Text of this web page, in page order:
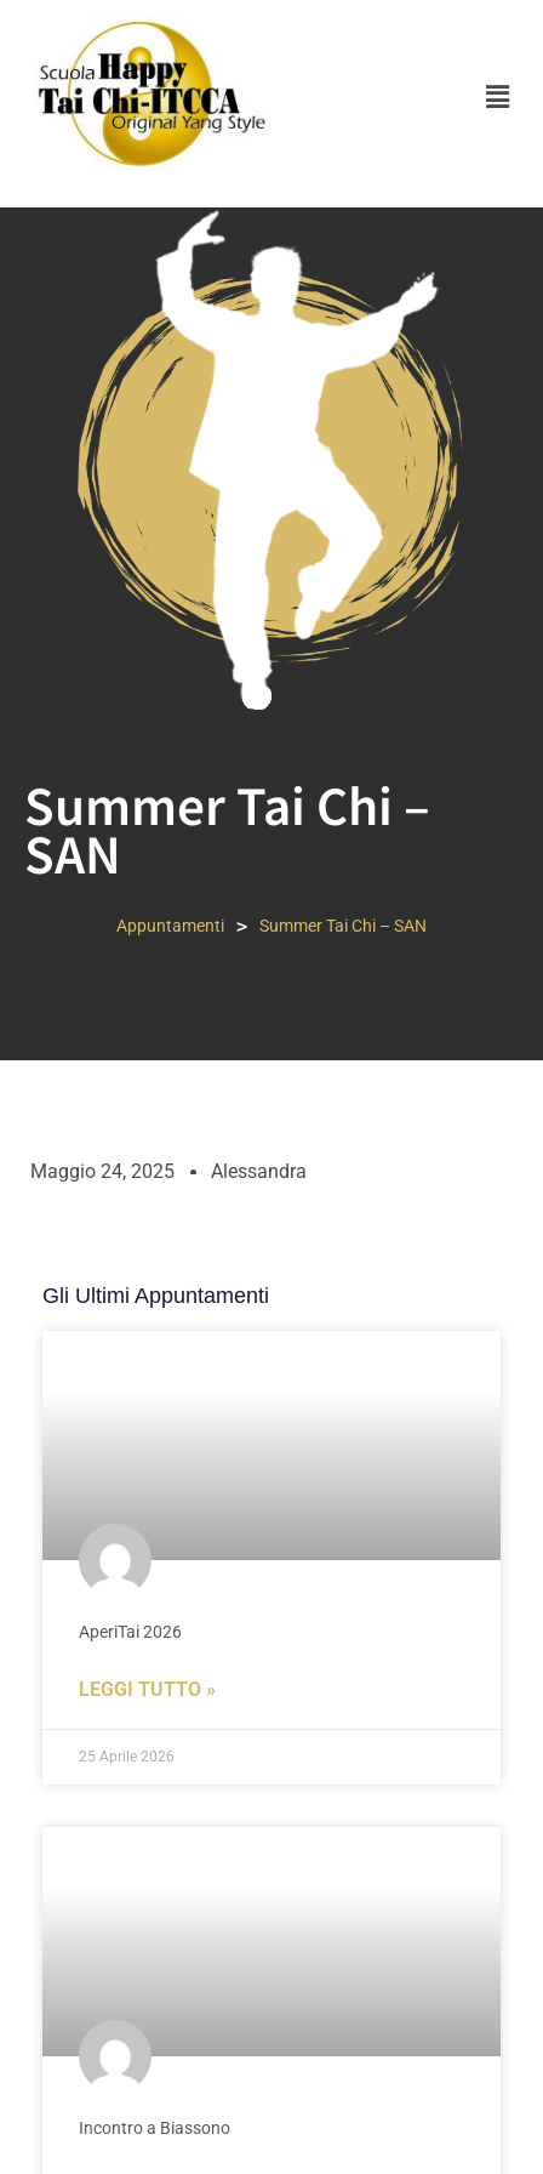
Summer Tai Chi –
SAN
Appuntamenti > Summer Tai Chi – SAN
Maggio 24, 2025 Alessandra
Gli Ultimi Appuntamenti
AperiTai 2026
LEGGI TUTTO »
25 Aprile 2026
Incontro a Biassono